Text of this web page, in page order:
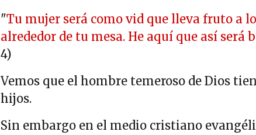
"Tu mujer será como vid que lleva fruto a
alrededor de tu mesa. He aquí que así será
4)
Vemos que el hombre temeroso de Dios
hijos.
Sin embargo en el medio cristiano